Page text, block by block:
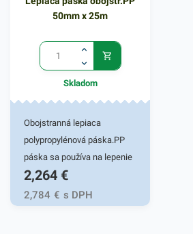
50mm x 25m
Skladom
Obojstranná lepiaca
polypropylénová páska.PP
páska sa používa na lepenie
kobercov, dekoračných
predmetov a iných ľahkých
predmetov k povrchu. 50mm
2,264 €
2,784 € s DPH